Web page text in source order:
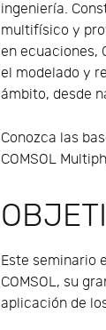
ingeniería.
multifísico y
en ecuaciones,
el modelado y
ámbito, desde
Conozca las
COMSOL
Este seminario
COMSOL, su
aplicación de